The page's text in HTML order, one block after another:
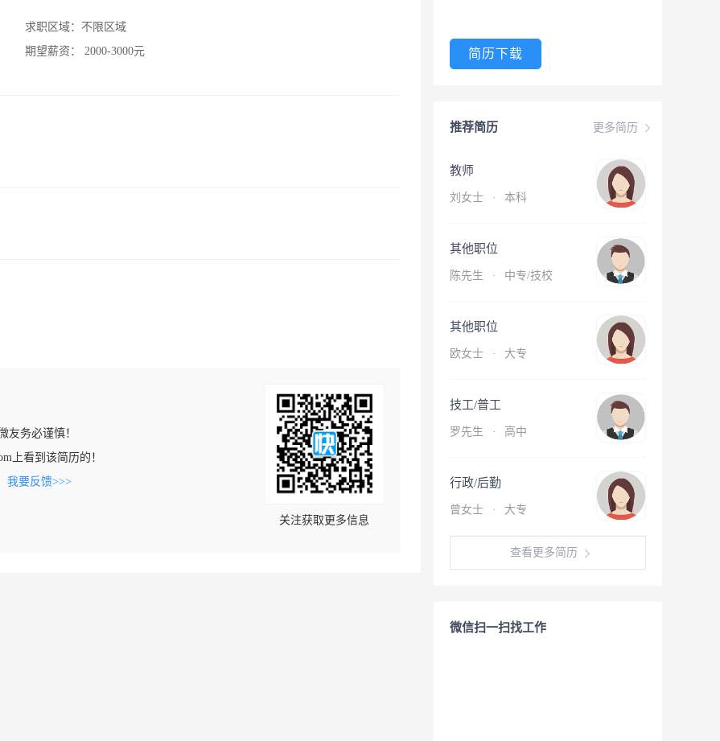
求职区域： 不限区域
期望薪资：
2000-3000元
友务必谨慎！
上看到该简历的！
我要反馈>>>
关注获取更多信息
简历下载
更多简历
推荐简历
教师
刘女士 · 本科
其他职位
陈先生 · 中专/技校
其他职位
欧女士 · 大专
技工/普工
罗先生 · 高中
行政/后勤
曾女士 · 大专
查看更多简历
微信扫一扫找工作